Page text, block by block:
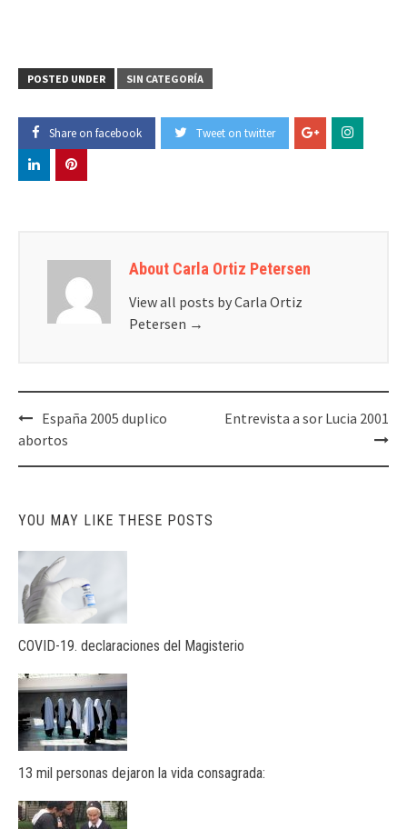
POSTED UNDER SIN CATEGORÍA
Share on facebook Tweet on twitter
About Carla Ortiz Petersen
View all posts by Carla Ortiz
Petersen →
Post
navigation
España 2005 duplico
abortos
Entrevista a sor Lucia 2001
YOU MAY LIKE THESE POSTS
COVID-19. declaraciones del Magisterio
13 mil personas dejaron la vida consagrada: